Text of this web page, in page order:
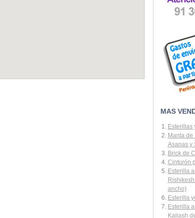
MAS
Esterillas
Manta de
Asanas y
Brick de
Cinturón
Esterilla
ancho)
Esterilla
Esterilla
Kailash